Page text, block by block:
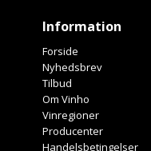
Information
Forside
Nyhedsbrev
Tilbud
Om Vinho
Vinregioner
Producenter
Handelsbetingelser